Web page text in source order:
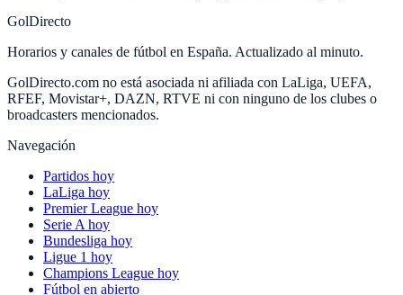
GolDirecto
Horarios y canales de fútbol en España. Actualizado al minuto.
GolDirecto.com no está asociada ni afiliada con LaLiga, UEFA,
RFEF, Movistar+, DAZN, RTVE ni con ninguno de los clubes o
broadcasters mencionados.
Navegación
Partidos hoy
LaLiga hoy
Premier League hoy
Serie A hoy
Bundesliga hoy
Ligue 1 hoy
Champions League hoy
Fútbol en abierto